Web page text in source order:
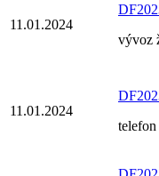
11.01.2024
vývoz
11.01.2024
telefon